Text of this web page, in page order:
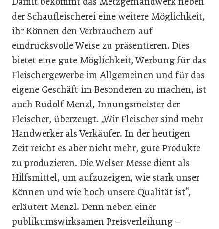
der Schaufleischerei eine weitere Möglichkeit,
ihr Können den Verbrauchern auf
eindrucksvolle Weise zu präsentieren. Dies
bietet eine gute Möglichkeit, Werbung für das
Fleischergewerbe im Allgemeinen und für das
eigene Geschäft im Besonderen zu machen, ist
auch Rudolf Menzl, Innungsmeister der
Fleischer, überzeugt. „Wir Fleischer sind mehr
Handwerker als Verkäufer. In der heutigen
Zeit reicht es aber nicht mehr, gute Produkte
zu produzieren. Die Welser Messe dient als
Hilfsmittel, um aufzuzeigen, wie stark unser
Können und wie hoch unsere Qualität ist“,
erläutert Menzl. Denn neben einer
publikumswirksamen Preisverleihung –